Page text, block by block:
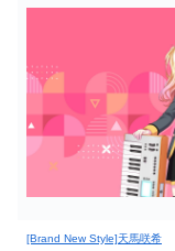
[Brand New Style]天馬咲希